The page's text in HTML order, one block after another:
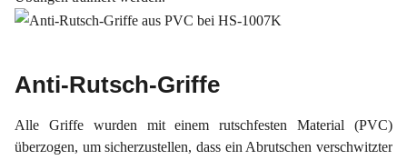
Anti-Rutsch-Griffe
Alle Griffe wurden mit einem rutschfesten Material (PVC)
überzogen, um sicherzustellen, dass ein Abrutschen verschwitzter